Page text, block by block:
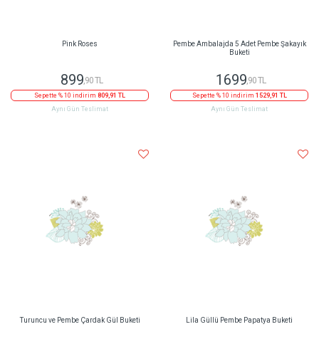
Pink Roses
899,90 TL
Sepette % 10 indirim 809,91 TL
Aynı Gün Teslimat
Pembe Ambalajda 5 Adet Pembe Şakayık
Buketi
1699,90 TL
Sepette % 10 indirim 1529,91 TL
Aynı Gün Teslimat
Turuncu ve Pembe Çardak Gül Buketi Lila Güllü Pembe Papatya Buketi